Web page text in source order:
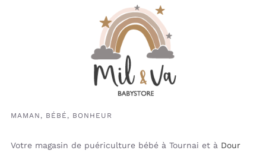
MAMAN, BÉBÉ, BONHEUR
Votre magasin de puériculture bébé à Tournai et à Dour